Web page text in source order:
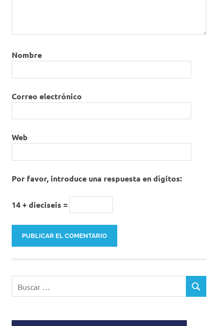
Nombre
Correo electrónico
Web
Por favor, introduce una respuesta en dígitos:
14 + dieciseis =
BUSCAR